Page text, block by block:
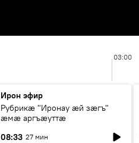
03:00
Ирон эфир
Рубрикæ "Иронау ӕй зӕгъ"
ӕмӕ аргъӕуттӕ
08:33 27 мин